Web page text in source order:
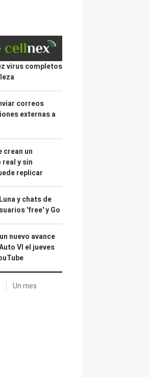
virus completos
correos
externas a
crean un
y sin
replicar
y chats de
'free' y Go
nuevo avance
VI el jueves
Un mes